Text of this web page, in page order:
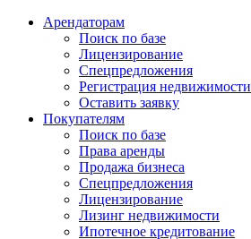
Арендаторам
Поиск по базе
Лицензирование
Спецпредложения
Регистрация недвижимости
Оставить заявку
Покупателям
Поиск по базе
Права аренды
Продажа бизнеса
Спецпредложения
Лицензирование
Лизинг недвижимости
Ипотечное кредитование